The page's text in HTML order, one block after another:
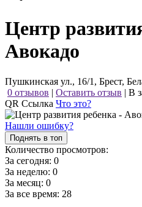
Центр
Авокадо
Пушкинская ул., 16/1, Брест,
0 отзывов | Оставить отзыв | В
QR Ссылка Что это?
Нашли ошибку?
Поднять в топ
Количество просмотров:
За сегодня: 0
За неделю: 0
За месяц: 0
За все время: 28